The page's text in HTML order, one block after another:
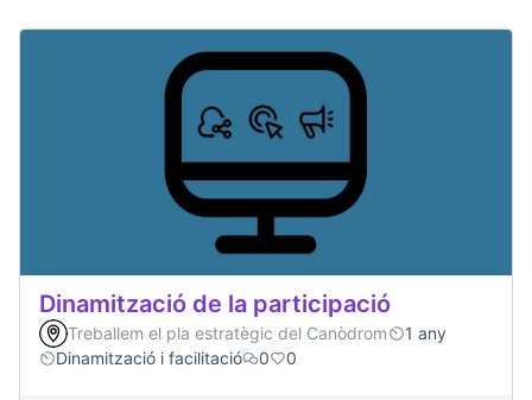
Dinamització de la participació
Treballem el pla estratègic del Canòdrom
1 any
Dinamització i facilitació
0 0